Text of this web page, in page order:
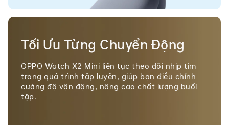
Tối Ưu Từng Chuyển Động
OPPO Watch X2 Mini liên tục theo dõi nhịp tim
trong quá trình tập luyện, giúp bạn điều chỉnh
cường độ vận động, nâng cao chất lượng buổi
tập.